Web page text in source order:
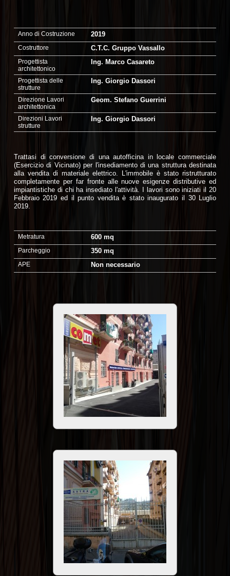
Anno di Costruzione 2019
Costruttore C.T.C. Gruppo Vassallo
Progettista
architettonico
Ing. Marco Casareto
Progettista delle
strutture
Ing. Giorgio Dassori
Direzione Lavori
architettonica
Geom. Stefano Guerrini
Direzioni Lavori
strutture
Ing. Giorgio Dassori
Trattasi di conversione di una autofficina in locale commerciale
(Esercizio di Vicinato) per l'insediamento di una struttura destinata
alla vendita di materiale elettrico. L'immobile è stato ristrutturato
completamente per far fronte alle nuove esigenze distributive ed
impiantistiche di chi ha insediato l'attività. I lavori sono iniziati il 20
Febbraio 2019 ed il punto vendita è stato inaugurato il 30 Luglio
2019.
Metratura 600 mq
Parcheggio 350 mq
APE Non necessario